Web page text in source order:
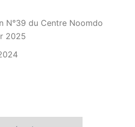
N°39 du Centre Noomdo
2025